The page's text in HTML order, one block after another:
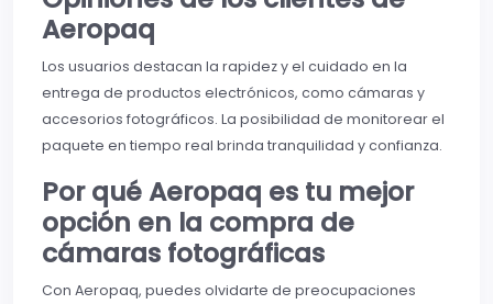
Aeropaq
Los usuarios destacan la rapidez y el cuidado en la
entrega de productos electrónicos, como cámaras y
accesorios fotográficos. La posibilidad de monitorear el
paquete en tiempo real brinda tranquilidad y confianza.
Por qué Aeropaq es tu mejor
opción en la compra de
cámaras fotográficas
Con Aeropaq, puedes olvidarte de preocupaciones